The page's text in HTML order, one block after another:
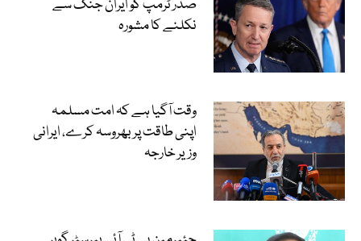
صدر ٹرمپ کو ایران جنگ سے
نکلنے کا مشورہ
وقت آگیا ہے کہ امت مسلمہ
اپنی طاقت پر بھروسہ کرے، ایرانی
وزیر خارجہ